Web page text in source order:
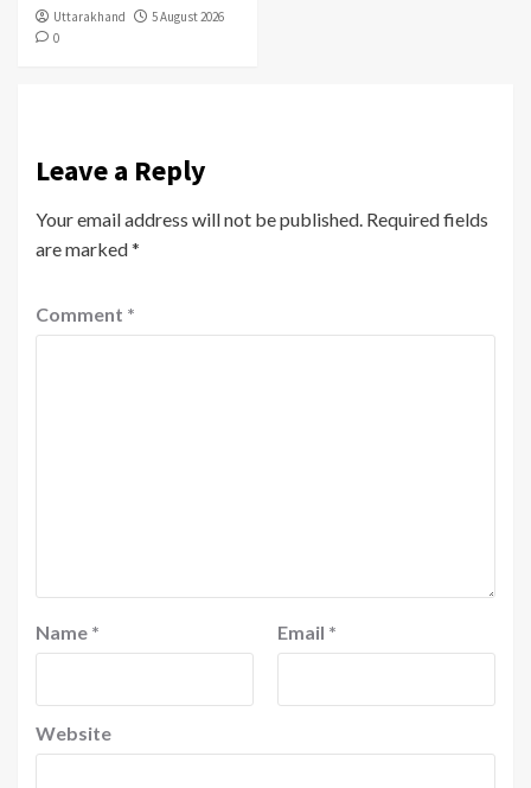
Uttarakhand
5 August 2026
0
Leave a Reply
Your email address will not be published. Required fields
are marked*
Comment *
Name * Email *
Website